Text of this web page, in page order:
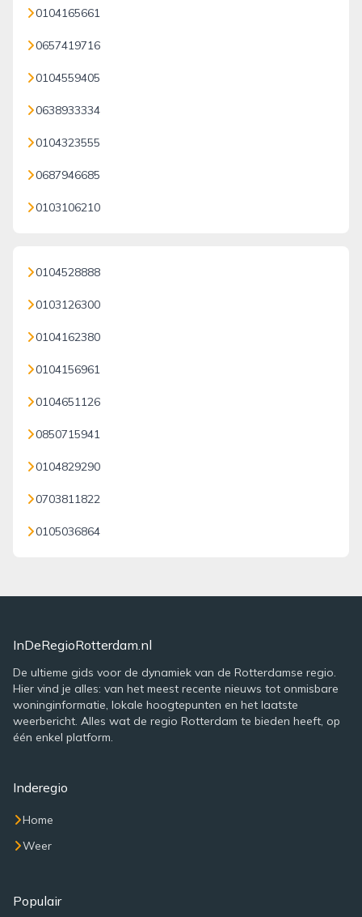
0104165661
0657419716
0104559405
0638933334
0104323555
0687946685
0103106210
0104528888
0103126300
0104162380
0104156961
0104651126
0850715941
0104829290
0703811822
0105036864
InDeRegioRotterdam.nl
De ultieme gids voor de dynamiek van de Rotterdamse regio.
Hier vind je alles: van het meest recente nieuws tot onmisbare
woninginformatie, lokale hoogtepunten en het laatste
weerbericht. Alles wat de regio Rotterdam te bieden heeft, op
één enkel platform.
Inderegio
Home
Weer
Populair